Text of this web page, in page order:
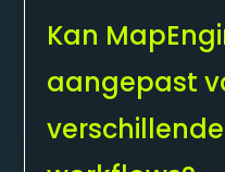
Kan
aangepast